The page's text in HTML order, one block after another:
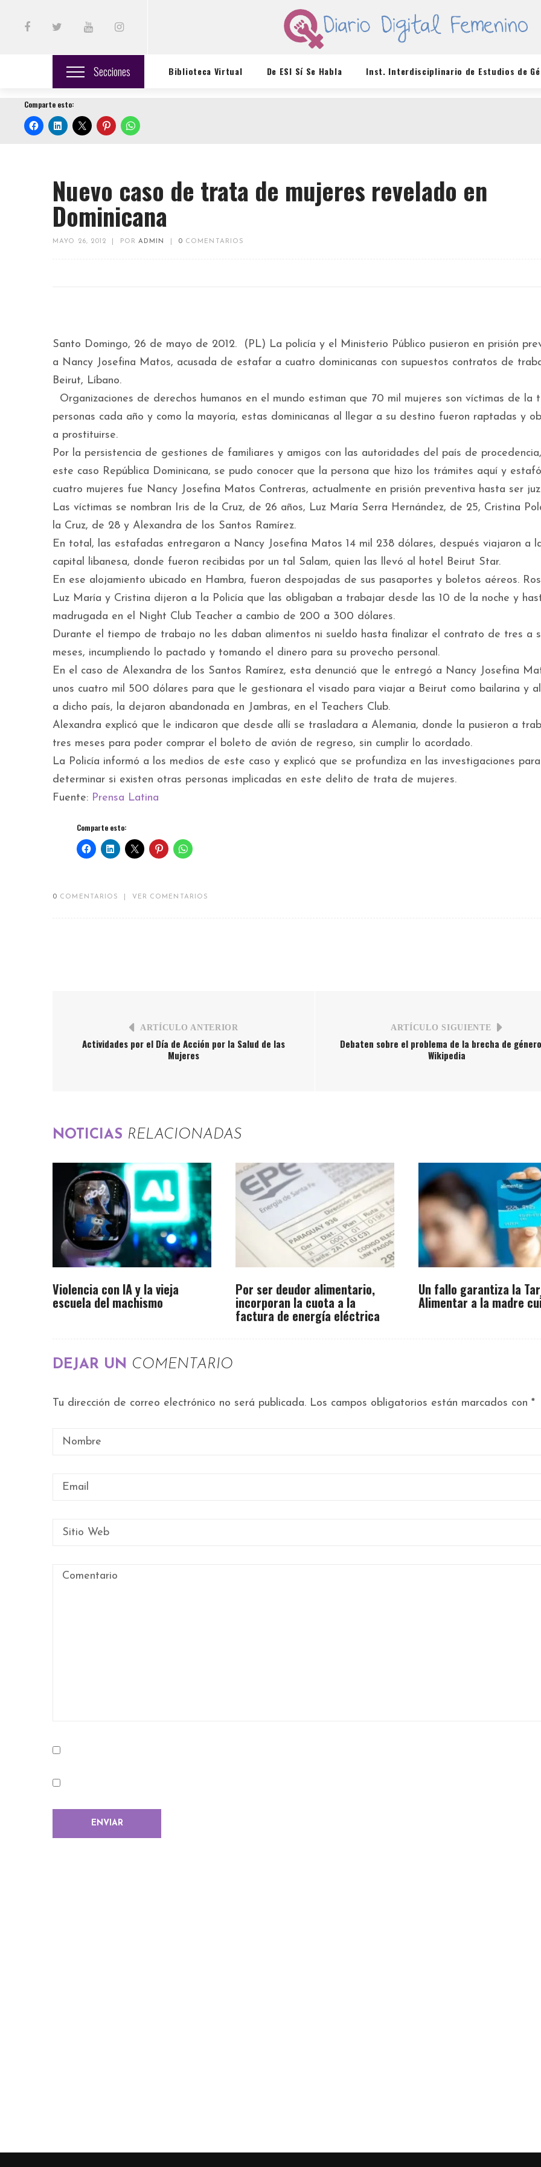
Secciones Biblioteca Virtual De ESI Sí Se Habla Inst. Interdisciplinario de Estudios de
Comparte esto:
Nuevo caso de trata de mujeres revelado en
Dominicana
MAYO 26, 2012 PORADMIN 0 COMENTARIOS
Santo Domingo, 26 de mayo de 2012. (PL) La policía y el Ministerio Público pusieron en prisión
a Nancy Josefina Matos, acusada de estafar a cuatro dominicanas con supuestos contratos de
Beirut, Líbano.
Organizaciones de derechos humanos en el mundo estiman que 70 mil mujeres son víctimas de la
personas cada año y como la mayoría, estas dominicanas al llegar a su destino fueron raptadas y
a prostituirse.
Por la persistencia de gestiones de familiares y amigos con las autoridades del país de
este caso República Dominicana, se pudo conocer que la persona que hizo los trámites aquí y
cuatro mujeres fue Nancy Josefina Matos Contreras, actualmente en prisión preventiva hasta ser
Las víctimas se nombran Iris de la Cruz, de 26 años, Luz María Serra Hernández, de 25, Cristina
la Cruz, de 28 y Alexandra de los Santos Ramírez.
En total, las estafadas entregaron a Nancy Josefina Matos 14 mil 238 dólares, después viajaron a
capital libanesa, donde fueron recibidas por un tal Salam, quien las llevó al hotel Beirut Star.
En ese alojamiento ubicado en Hambra, fueron despojadas de sus pasaportes y boletos aéreos.
Luz María y Cristina dijeron a la Policía que las obligaban a trabajar desde las 10 de la noche y
madrugada en el Night Club Teacher a cambio de 200 a 300 dólares.
Durante el tiempo de trabajo no les daban alimentos ni sueldo hasta finalizar el contrato de tres a
meses, incumpliendo lo pactado y tomando el dinero para su provecho personal.
En el caso de Alexandra de los Santos Ramírez, esta denunció que le entregó a Nancy Josefina
unos cuatro mil 500 dólares para que le gestionara el visado para viajar a Beirut como bailarina y
a dicho país, la dejaron abandonada en Jambras, en el Teachers Club.
Alexandra explicó que le indicaron que desde allí se trasladara a Alemania, donde la pusieron a
tres meses para poder comprar el boleto de avión de regreso, sin cumplir lo acordado.
La Policía informó a los medios de este caso y explicó que se profundiza en las investigaciones para
determinar si existen otras personas implicadas en este delito de trata de mujeres.
Fuente: Prensa Latina
Comparte esto:
0 COMENTARIOS VER COMENTARIOS
ARTÍCULO ANTERIOR
Actividades por el Día de Acción por la Salud de las
Mujeres
ARTÍCULO SIGUIENTE
Debaten sobre el problema de la brecha de
Wikipedia
NOTICIAS RELACIONADAS
Violencia con IA y la vieja
escuela del machismo
Por ser deudor alimentario,
incorporan la cuota a la
factura de energía eléctrica
Un fallo garantiza la
Alimentar a la madre
DEJAR UN COMENTARIO
Tu dirección de correo electrónico no será publicada. Los campos obligatorios están marcados con *